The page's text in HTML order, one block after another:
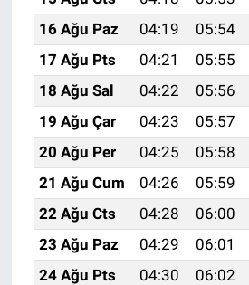
16 Ağu Paz
04:19 05:54
17 Ağu Pts
04:21 05:55
18 Ağu Sal
04:22 05:56
19 Ağu Çar
04:23 05:57
20 Ağu Per
04:25 05:58
21 Ağu Cum
04:26 05:59
22 Ağu Cts
04:28 06:00
23 Ağu Paz
04:29 06:01
24 Ağu Pts
04:30 06:02